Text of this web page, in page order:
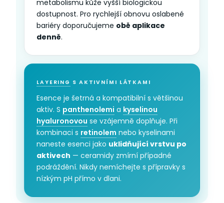
metabolismu kůže vyšší biologickou
dostupnost. Pro rychlejší obnovu oslabené
bariéry doporučujeme obě aplikace
denně.
LAYERING S AKTIVNÍMI LÁTKAMI
Esence je šetrná a kompatibilní s většinou
aktiv. S panthenolemi a kyselinou
hyaluronovou se vzájemně doplňuje. Při
kombinaci s retinolem nebo kyselinami
naneste esenci jako uklidňující vrstvu po
aktivech — ceramidy zmírní případné
podráždění. Nikdy nemíchejte s přípravky s
nízkým pH přímo v dlani.